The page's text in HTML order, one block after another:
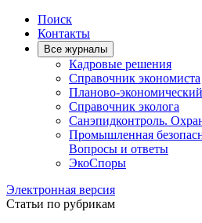
Поиск
Контакты
Все журналы
Кадровые решения
Справочник экономиста
Планово-
Справочник эколога
Санэпидконтроль.
Промышленная
Вопросы и ответы
ЭкоСпоры
Электронная версия
Статьи по рубрикам